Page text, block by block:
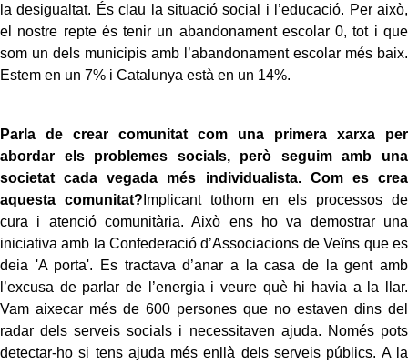
la desigualtat. És clau la situació social i l’educació. Per això,
el nostre repte és tenir un abandonament escolar 0, tot i que
som un dels municipis amb l’abandonament escolar més baix.
Estem en un 7% i Catalunya està en un 14%.
Parla de crear comunitat com una primera xarxa per
abordar els problemes socials, però seguim amb una
societat cada vegada més individualista. Com es crea
aquesta comunitat? Implicant tothom en els processos de
cura i atenció comunitària. Això ens ho va demostrar una
iniciativa amb la Confederació d’Associacions de Veïns que es
deia 'A porta'. Es tractava d’anar a la casa de la gent amb
l’excusa de parlar de l’energia i veure què hi havia a la llar.
Vam aixecar més de 600 persones que no estaven dins del
radar dels serveis socials i necessitaven ajuda. Només pots
detectar-ho si tens ajuda més enllà dels serveis públics. A la